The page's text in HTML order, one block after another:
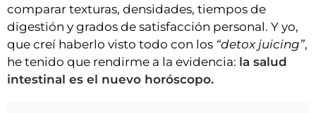
comparar texturas, densidades, tiempos de
digestión y grados de satisfacción personal. Y yo,
que creí haberlo visto todo con los “detox juicing”,
he tenido que rendirme a la evidencia: la salud
intestinal es el nuevo horóscopo.